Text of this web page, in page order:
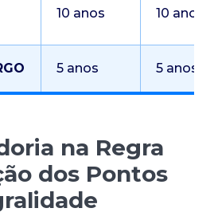
10 anos 10 anos
5 anos 5 anos
na Regra
dos Pontos